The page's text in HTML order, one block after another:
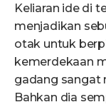
Keliaran ide di
menjadikan
otak untuk
kemerdekaan
gadang sangat
Bahkan dia